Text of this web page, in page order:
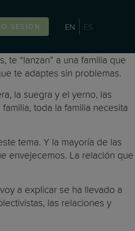
SESIÓN EN ES
te “lanzan” a una familia que
te adaptes sin problemas.
la suegra y el yerno, las
toda la familia necesita
tema. Y la mayoría de las
envejecemos. La relación que
a explicar se ha llevado a
las relaciones y